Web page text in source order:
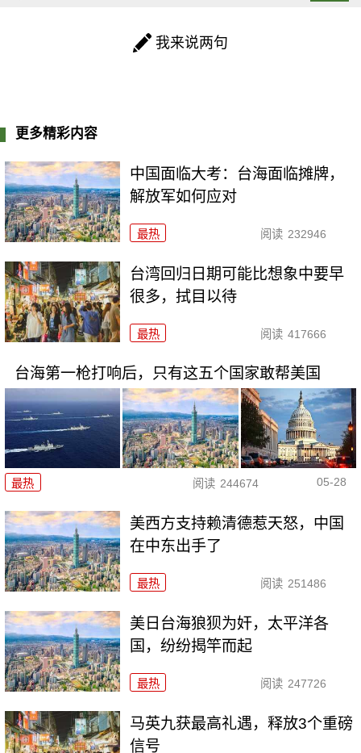
我来说两句
更多精彩内容
中国面临大考：台海面临摊牌，
解放军如何应对
最热 阅读 232946
台湾回归日期可能比想象中要早
很多，拭目以待
最热 阅读 417666
台海第一枪打响后，只有这五个国家敢帮美国
最热 阅读 244674 05-28
美西方支持赖清德惹天怒，中国
在中东出手了
最热 阅读 251486
美日台海狼狈为奸，太平洋各
国，纷纷揭竿而起
最热 阅读 247726
马英九获最高礼遇，释放3个重磅
信号